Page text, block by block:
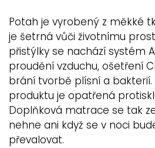
Potah je vyrobený z měkké
je šetrná vůči životnímu
přistýlky se nachází systém
proudění vzduchu, ošetření
brání tvorbě plísní a
produktu je opatřená
Doplňková matrace se tak
nehne ani když se v noci
převalovat.